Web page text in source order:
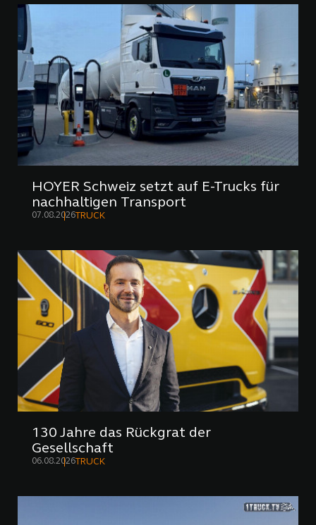
HOYER Schweiz setzt auf E-Trucks für
nachhaltigen Transport
07.08.2026 TRUCK
130 Jahre das Rückgrat der
Gesellschaft
06.08.2026TRUCK